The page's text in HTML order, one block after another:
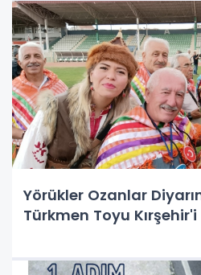
Yörükler Ozanlar
Türkmen Toyu